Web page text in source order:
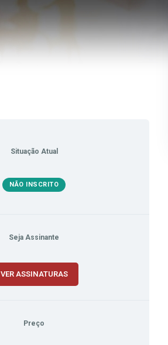
Situação Atual
NÃO INSCRITO
Seja Assinante
VER ASSINATURAS
Preço